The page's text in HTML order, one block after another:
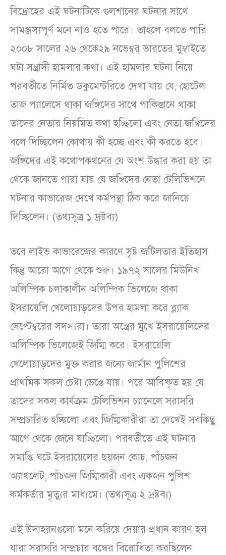
বিদ্রোহের এই ঘটনাটিকে গুলশানের ঘটনার সাথে
সামঞ্জস্যপূর্ণ মনে নাও হতে পারে। তাহলে বলতে পারি
২০০৮ সালের ২৬ থেকে২৯ নভেম্বর ভারতের মুম্বাইতে
ঘটা সন্ত্রাসী হামলার কথা। এই হামলার ঘটনা নিয়ে
পরবর্তীতে নির্মিত ডকুমেন্টরিতে দেখা যায় যে, হোটেল
তাজ প্যালেসে থাকা জঙ্গিদের সাথে পাকিস্তানে থাকা
তাদের নেতার নিয়মিত কথা হচ্ছিলো এবং নেতা জঙ্গিদের
বলে দিচ্ছিলেন কোথায় কী হচ্ছে এবং কী করতে হবে।
জঙ্গিদের এই কথোপকথনের যে অংশ উদ্ধার করা হয় তা
থেকে জানতে পারা যায় যে জঙ্গিদের নেতা টেলিভিশনে
ঘটনার কাভারেজ দেখে কর্মপন্থা ঠিক করে জানিয়ে
দিচ্ছিলেন। (তথ্যসূত্র ১ দ্রষ্টব্য)
তবে লাইভ কাভারেজের কারণে সৃষ্ট জটিলতার ইতিহাস
কিন্তু আরো আগে থেকে শুরু। ১৯৭২ সালের মিউনিখ
অলিম্পিক চলাকালীন অলিম্পিক ভিলেজে থাকা
ইসরায়েলি খেলোয়াড়দের উপর হামলা করে ব্ল্যাক
সেপ্টেম্বরের সদস্যরা। তারা অস্ত্রের মুখে ইসরায়েলিদের
অলিম্পিক ভিলেজেই জিম্মি করে। ইসরায়েলি
খেলোয়াড়দের মুক্ত করার জন্যে জার্মান পুলিশের
প্রাথমিক সকল চেষ্টা ভেস্তে যায়। পরে আবিষ্কৃত হয় যে
তাদের সকল কার্যক্রম টেলিভিশন চ্যানেলে সরাসরি
সম্প্রচারিত হচ্ছিলো এবং জিম্মিকারীরা তা দেখেই সবকিছু
আগে থেকে জেনে যাচ্ছিলো। পরবর্তীতে এই ঘটনার
সমাপ্তি ঘটে ইসরায়েলের ছয়জন কোচ, পাঁচজন
অ্যাথলেট, পাঁচজন জিম্মিকারী এবং একজন পুলিশ
কর্মকর্তার মৃত্যুর মাধ্যমে। (তথ্যসূত্র ২ দ্রষ্টব্য)
এই উদাহরনগুলো মনে করিয়ে দেয়ার প্রধান কারণ হল
যারা সরাসরি সম্প্রচার বন্ধের বিরোধিতা করছিলেন